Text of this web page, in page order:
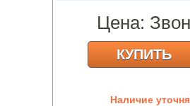
Цена:
КУПИТЬ
Наличие